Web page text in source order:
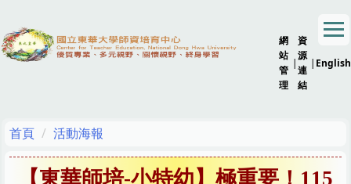
到
主
要
網
站
管
理
|
資
源
連
結
| English
首頁 活動海報
【東華師培-小特幼】極重要！115